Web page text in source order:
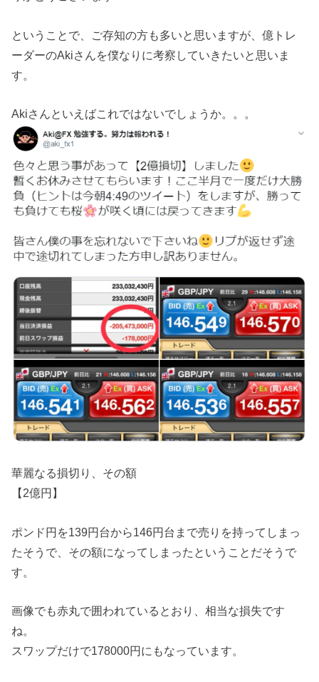
ということで、ご存知の方も多いと思いますが、億トレ
ーダーのAkiさんを僕なりに考察していきたいと思いま
す。
Akiさんといえばこれではないでしょうか。。。
華麗なる損切り、その額
【2億円】
ポンド円を139円台から146円台まで売りを持ってしまっ
たそうで、その額になってしまったということだそうで
す。
画像でも赤丸で囲われているとおり、相当な損失です
ね。
スワップだけで178000円にもなっています。